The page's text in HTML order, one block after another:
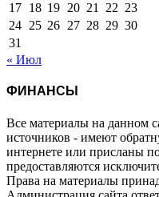
17 18 19 20 21 22 23
24 25 26 27 28 29 30
31
« Июл
ФИНАНСЫ
Все материалы на данном
источников - имеют
интернете или присланы
предоставляются
Права на материалы